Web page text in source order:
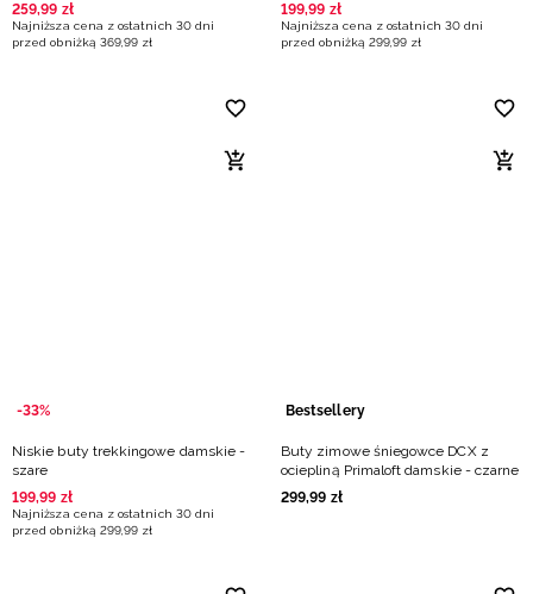
259,99 zł
Najniższa cena z ostatnich 30 dni
przed obniżką 369,99 zł
199,99 zł
Najniższa cena z ostatnich 30 dni
przed obniżką 299,99 zł
-33%
Niskie buty trekkingowe damskie -
szare
199,99 zł
Najniższa cena z ostatnich 30 dni
przed obniżką 299,99 zł
Bestsellery
Buty zimowe śniegowce DCX z
ociepliną Primaloft damskie - czarne
299,99 zł